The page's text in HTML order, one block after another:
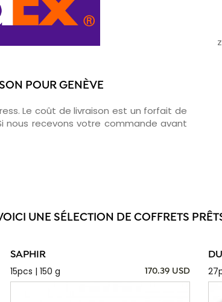
POUR GENÈVE
Le coût de livraison est un forfait de
nous recevons votre commande avant
UNE SÉLECTION DE COFFRETS
SAPHIR
15pcs | 150 g
170.39 USD